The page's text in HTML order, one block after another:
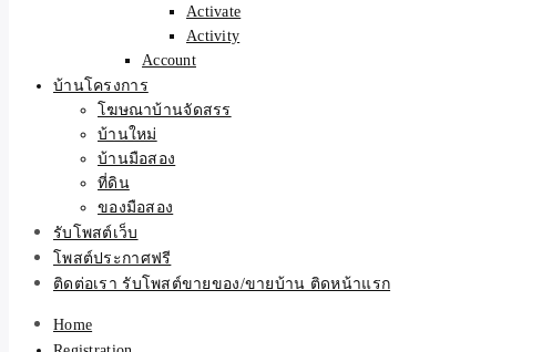
Activate
Activity
Account
บ้านโครงการ
โฆษณาบ้านจัดสรร
บ้านใหม่
บ้านมือสอง
ที่ดิน
ของมือสอง
รับโพสต์เว็บ
โพสต์ประกาศฟรี
ติดต่อเรา รับโพสต์ขายของ/ขายบ้าน ติดหน้าแรก
Home